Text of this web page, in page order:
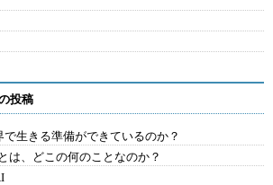
投稿
生きる準備ができているのか？
は、どこの何のことなのか？